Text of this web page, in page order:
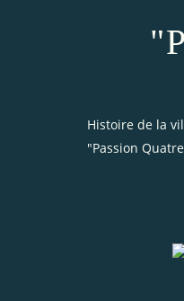
Histoire de la
"Passion